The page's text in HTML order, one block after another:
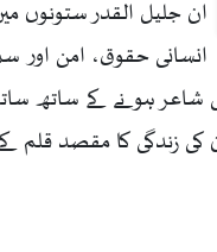
ان جلیل القدر ستونوں
انسانی حقوق، امن اور
شاعر ہونے کے ساتھ
کی زندگی کا مقصد قلم